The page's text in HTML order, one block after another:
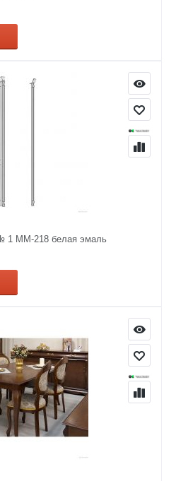
1 ММ-218 белая эмаль